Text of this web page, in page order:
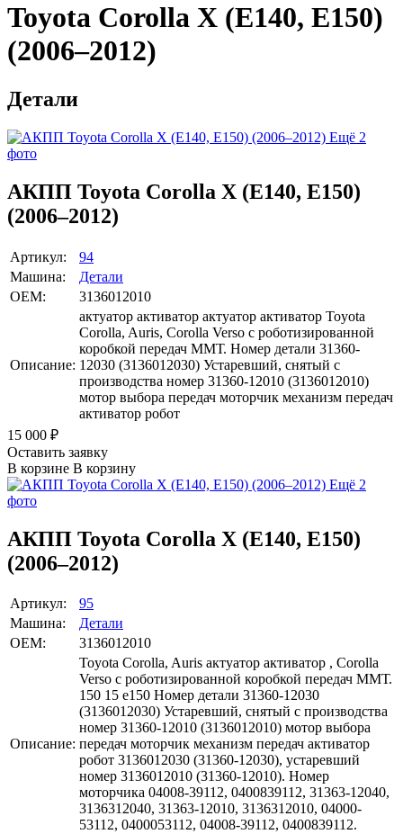
Toyota Corolla X (E140, E150)
(2006–2012)
Детали
Ещё 2
фото
АКПП Toyota Corolla X (E140, E150)
(2006–2012)
Артикул:
94
Машина:
Детали
OEM:
3136012010
Описание:
актуатор активатор актуатор активатор Toyota
Corolla, Auris, Corolla Verso с роботизированной
коробкой передач ММТ. Номер детали 31360-
12030 (3136012030) Устаревший, снятый с
производства номер 31360-12010 (3136012010)
мотор выбора передач моторчик механизм передач
активатор робот
15 000 ₽
Оставить заявку
В корзине В корзину
Ещё 2
фото
АКПП Toyota Corolla X (E140, E150)
(2006–2012)
Артикул:
95
Машина:
Детали
OEM:
3136012010
Описание:
Toyota Corolla, Auris актуатор активатор , Corolla
Verso с роботизированной коробкой передач ММТ.
150 15 е150 Номер детали 31360-12030
(3136012030) Устаревший, снятый с производства
номер 31360-12010 (3136012010) мотор выбора
передач моторчик механизм передач активатор
робот 3136012030 (31360-12030), устаревший
номер 3136012010 (31360-12010). Номер
моторчика 04008-39112, 0400839112, 31363-12040,
3136312040, 31363-12010, 3136312010, 04000-
53112, 0400053112, 04008-39112, 0400839112.